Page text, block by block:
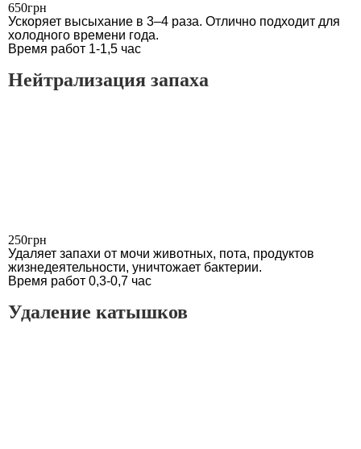
650грн
Ускоряет высыхание в 3–4 раза. Отлично подходит для
холодного времени года.
Время работ 1-1,5 час
Нейтрализация запаха
250грн
Удаляет запахи от мочи животных, пота, продуктов
жизнедеятельности, уничтожает бактерии.
Время работ 0,3-0,7 час
Удаление катышков